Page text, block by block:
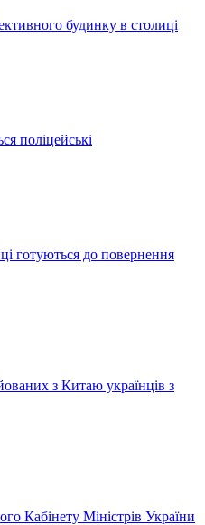
будинку в столиці
поліцейські
готуються до повернення
з Китаю українців з
Кабінету Міністрів України